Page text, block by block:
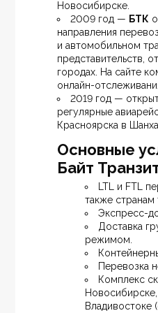
Новосибирске.
2009 год — БТК
направления
и автомобильном
представительств,
городах. На сайте
онлайн-
2019 год —
регулярные
Красноярска в
Основные
Байт
LTL и FTL
также
Экспресс-
Доставка
режимом.
Перевозка
Комплекс
Новосибирске,
Владивостоке